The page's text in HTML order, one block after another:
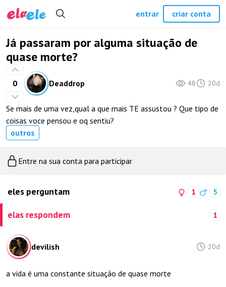
Já passaram por alguma situação de
quase morte?
0 Deaddrop 48 20d
Se mais de uma vez,qual a que mais TE assustou ? Que tipo de
coisas voce pensou e oq sentiu?
outros
Entre na sua conta para participar
eles perguntam 1 5
elas respondem 1
devilish 20d
a vida é uma constante situação de quase morte
entrar criar conta